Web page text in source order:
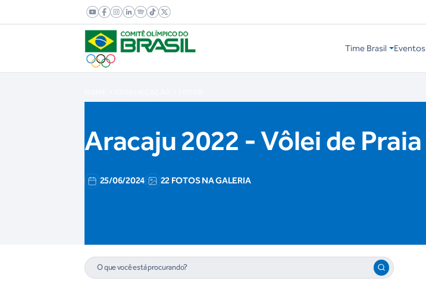
Time Brasil Eventos
Aracaju 2022 - Vôlei de Praia
25/06/2024 22 FOTOS NA GALERIA